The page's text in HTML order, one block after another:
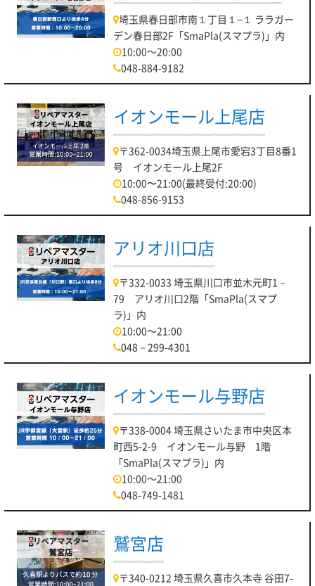
埼玉県春日部市南１丁目１−１ ララガー
デン春日部2F「SmaPla(スマプラ)」内
10:00～20:00
048-884-9182
イオンモール上尾店
〒362-0034埼玉県上尾市愛宕3丁目8番1
号 イオンモール上尾2F
10:00〜21:00(最終受付:20:00)
048-856-9153
アリオ川口店
〒332-0033 埼玉県川口市並木元町1－
79 アリオ川口2階「SmaPla(スマプ
ラ)」内
10:00～21:00
048－299-4301
イオンモール与野店
〒338-0004 埼玉県さいたま市中央区本
町西5-2-9 イオンモール与野 1階
「SmaPla(スマプラ)」内
10:00～21:00
048-749-1481
鷲宮店
〒340-0212 埼玉県久喜市久本寺 谷田7-